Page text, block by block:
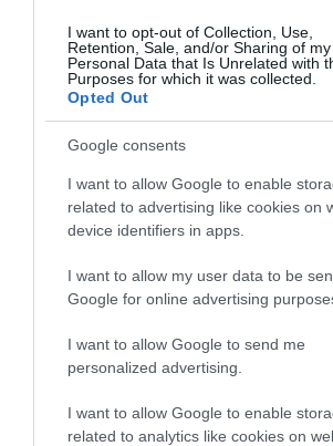
I want to opt-out of Collection, Use,
Retention, Sale, and/or Sharing of my
Personal Data that Is Unrelated with
Purposes for which it was collected.
Opted Out
Google consents
I want to allow Google to enable
related to advertising like cookies on
device identifiers in apps.
I want to allow my user data to be
Google for online advertising
I want to allow Google to send me
personalized advertising.
I want to allow Google to enable
related to analytics like cookies on
09.08.2026 | 13:20
Πανικός σε λιμάνι της Εύβοιας με
37χρονο άνδρα
Μητσοτάκης: Φαγητό
και κρασί σε γνωστό
ακόμη